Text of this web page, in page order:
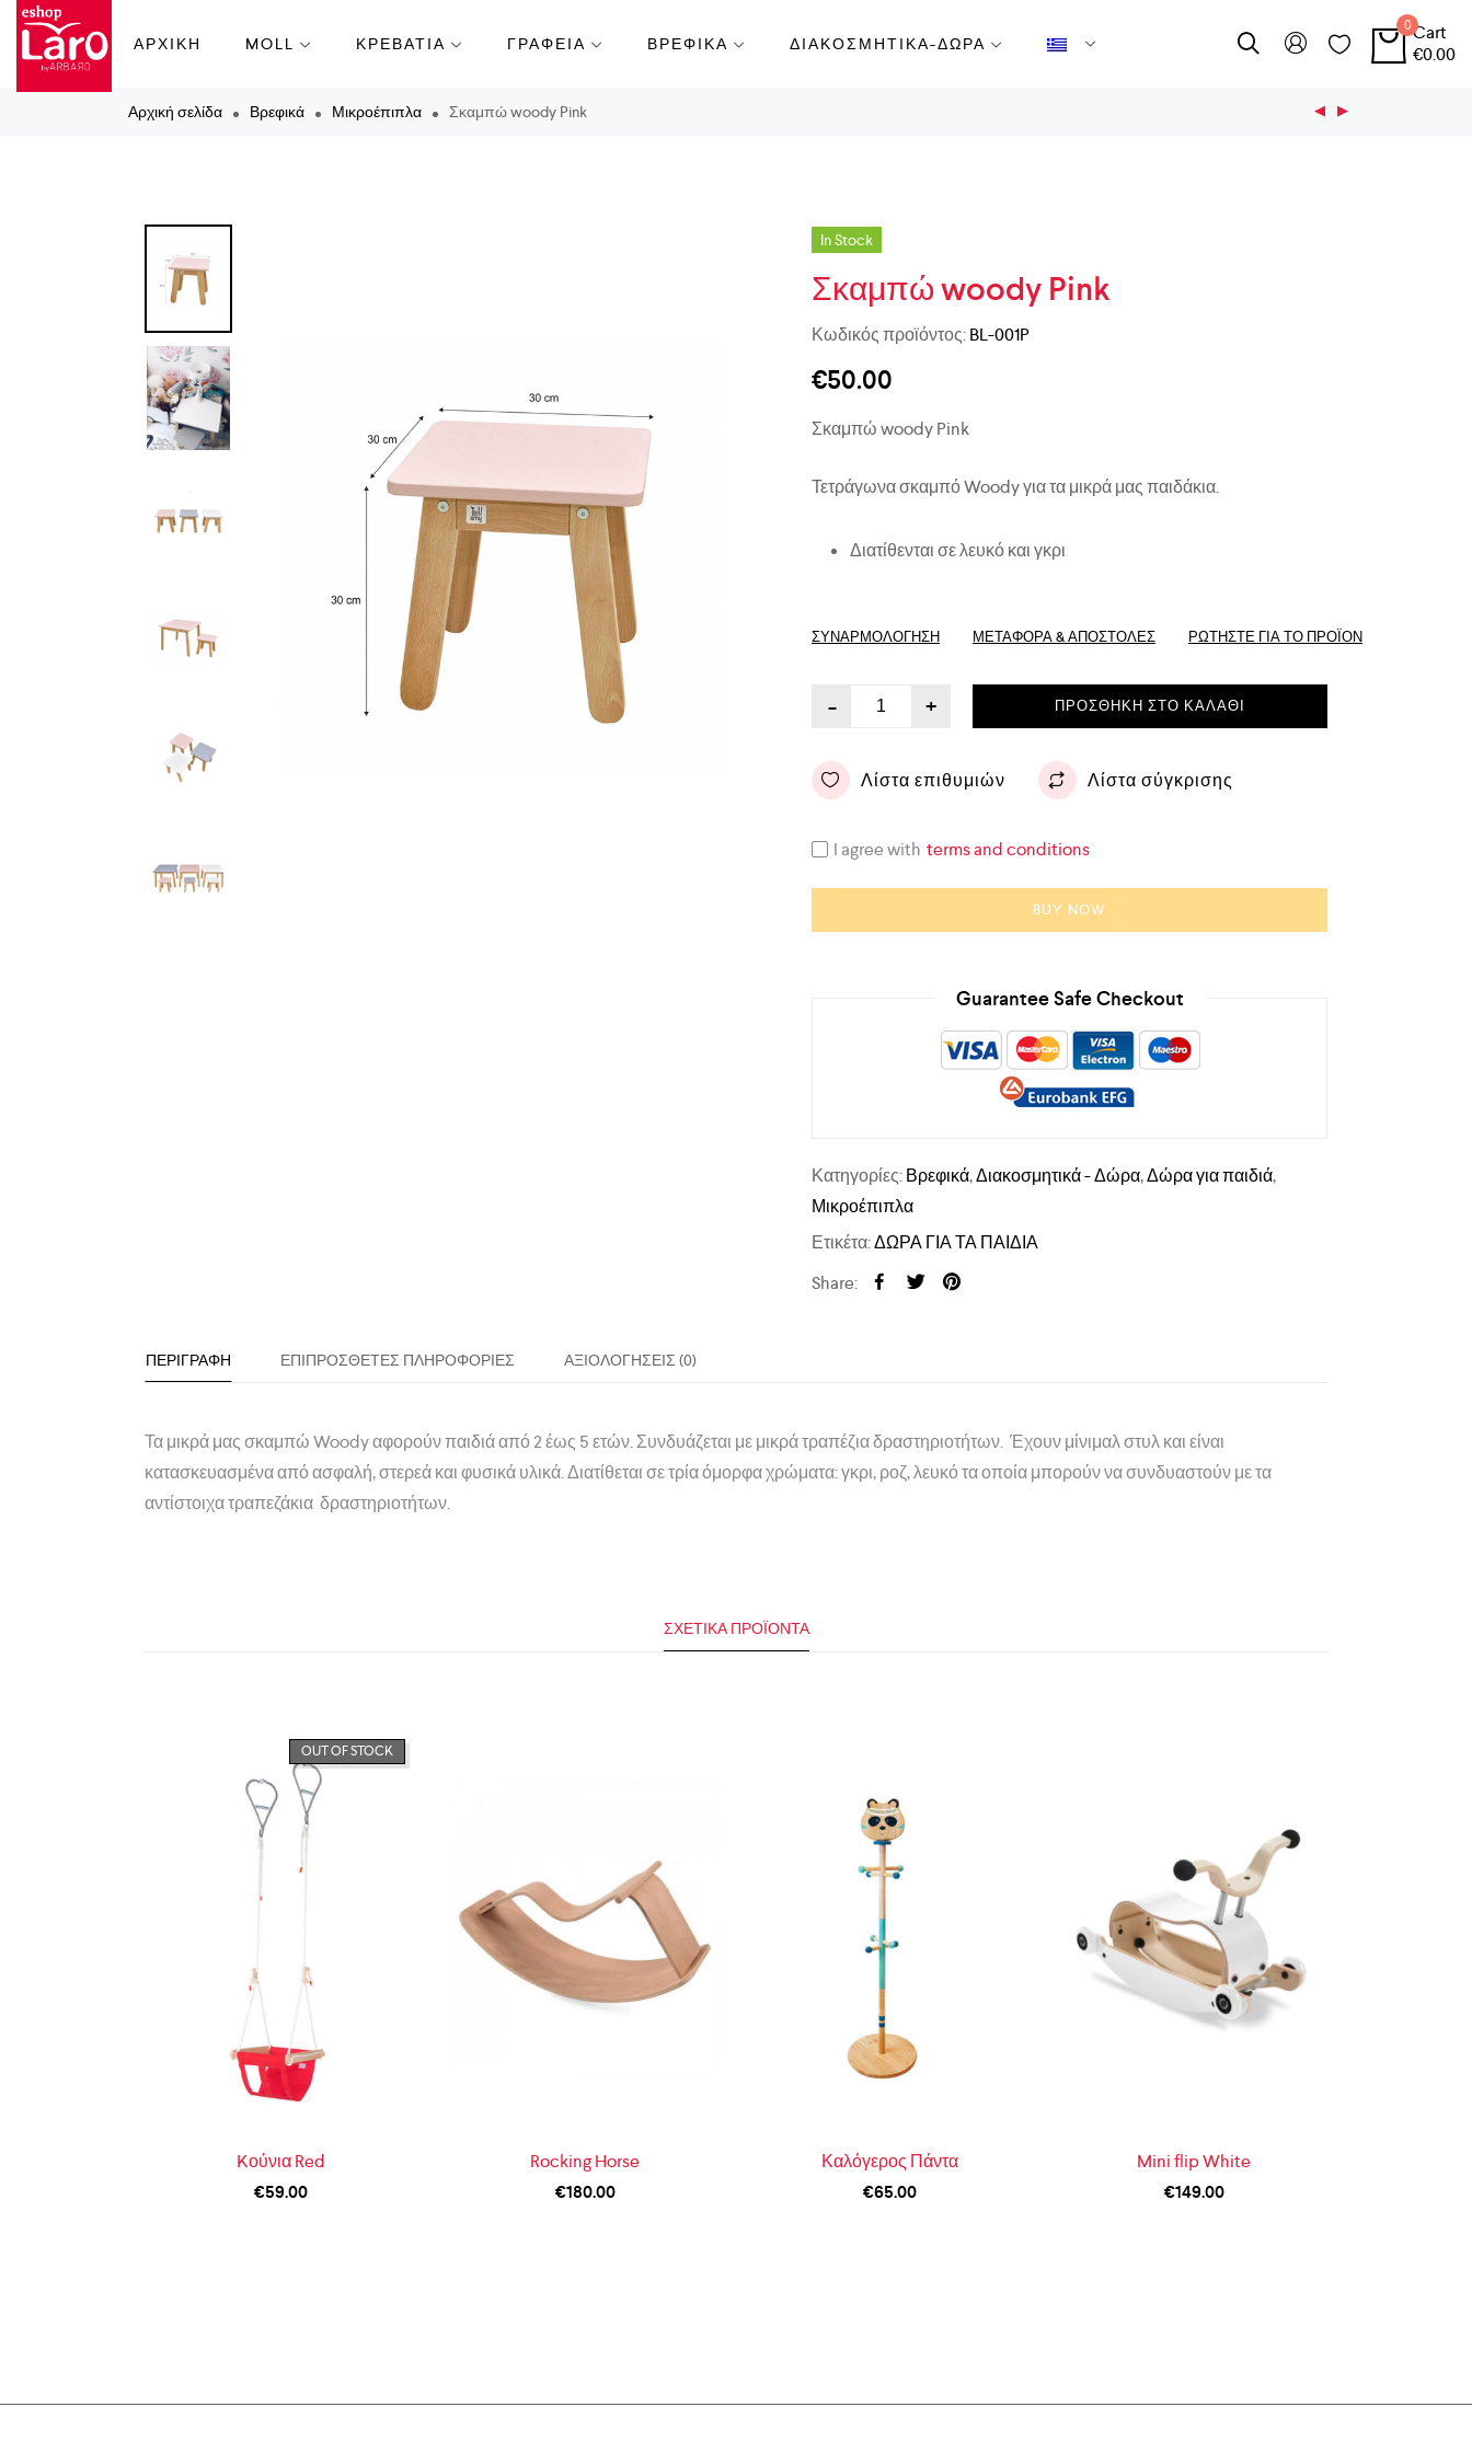
ΑΡΧΙΚΗ MOLL ΚΡΕΒΑΤΙΑ ΓΡΑΦΕΙΑ ΒΡΕΦΙΚΑ ΔΙΑΚΟΣΜΗΤΙΚΑ-ΔΩΡΑ
0Cart
€0.00
Αρχική σελίδα Βρεφικά Μικροέπιπλα Σκαμπώ woody Pink
In Stock
Σκαμπώ woody Pink
Κωδικός προϊόντος:BL-001P
€50.00
Σκαμπώ woody Pink
Τετράγωνα σκαμπό Woody για τα μικρά μας παιδάκια.
Διατίθενται σε λευκό και γκρι
ΣΥΝΑΡΜΟΛΌΓΗΣΗ ΜΕΤΑΦΟΡΆ & ΑΠΟΣΤΟΛΈΣ ΡΩΤΗΣΤΕ ΓΙΑ ΤΟ ΠΡΟΪΌΝ
- + ΠΡΟΣΘΉΚΗ ΣΤΟ ΚΑΛΆΘΙ
Λίστα επιθυμιών Λίστα σύγκρισης
I agree with terms and conditions
BUY NOW
Guarantee Safe Checkout
Κατηγορίες:Βρεφικά,Διακοσμητικά - Δώρα,Δώρα για παιδιά,
Μικροέπιπλα
Ετικέτα:ΔΩΡΑ ΓΙΑ ΤΑ ΠΑΙΔΙΑ
Share:
ΠΕΡΙΓΡΑΦΉ ΕΠΙΠΡΌΣΘΕΤΕΣ ΠΛΗΡΟΦΟΡΊΕΣ ΑΞΙΟΛΟΓΉΣΕΙΣ (0)
Τα μικρά μας σκαμπώ Woody αφορούν παιδιά από 2 έως 5 ετών.Συνδυάζεται με μικρά τραπέζια δραστηριοτήτων. Έχουν μίνιμαλ στυλ και είναι
κατασκευασμένα από ασφαλή, στερεά και φυσικά υλικά. Διατίθεται σε τρία όμορφα χρώματα: γκρι, ροζ, λευκό τα οποία μπορούν να συνδυαστούν με τα
αντίστοιχα τραπεζάκια δραστηριοτήτων.
ΣΧΕΤΙΚΆ ΠΡΟΪΌΝΤΑ
OUT OF STOCK
Kούνια Red
€59.00
Rocking Horse
€180.00
Καλόγερος Πάντα
€65.00
Mini flip White
€149.00